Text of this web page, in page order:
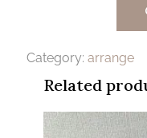
Category:arrange
Related